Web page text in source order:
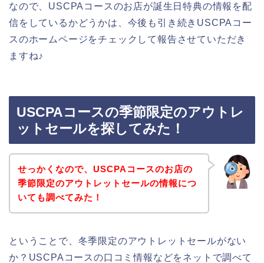
なので、USCPAコースのお店が誕生日特典の情報を配
信をしているかどうかは、今後も引き続きUSCPAコー
スのホームページをチェックして報告させていただき
ますね♪
USCPAコースの季節限定のアウトレ
ットセールを探してみた！
せっかくなので、USCPAコースのお店の
季節限定のアウトレットセールの情報につ
いても調べてみた！
ということで、冬季限定のアウトレットセールがない
か？USCPAコースの口コミ情報などをネットで調べて